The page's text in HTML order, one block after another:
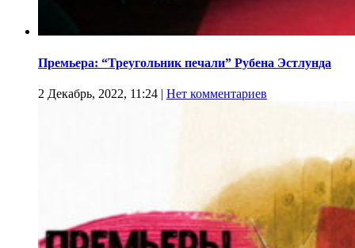
Премьера: “Треугольник печали” Рубена Эстлунда
2 Декабрь, 2022, 11:24 | Нет комментариев